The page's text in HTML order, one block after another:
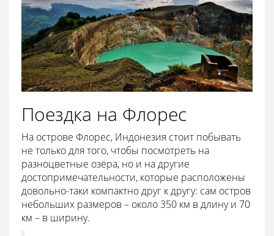
Поездка на Флорес
На острове Флорес, Индонезия стоит побывать
не только для того, чтобы посмотреть на
разноцветные озёра, но и на другие
достопримечательности, которые расположены
довольно-таки компактно друг к другу: сам остров
небольших размеров – около 350 км в длину и 70
км – в ширину.